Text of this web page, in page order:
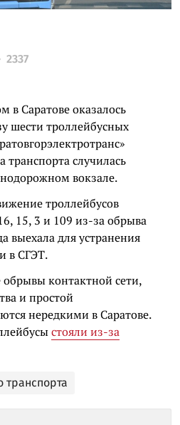
2337
в Саратове оказалось
шести троллейбусных
транспорта случилась
вокзале.
троллейбусов
15, 3 и 109 из-за обрыва
выехала для устранения
в СГЭТ.
контактной сети,
и простой
нередкими в Саратове.
стояли из-за
транспорта